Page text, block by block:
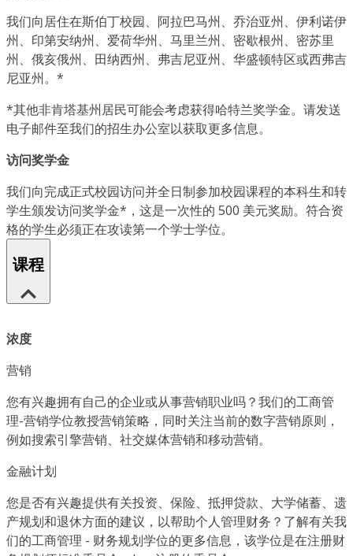
我们向居住在斯伯丁校园、阿拉巴马州、乔治亚州、伊利诺伊
州、印第安纳州、爱荷华州、马里兰州、密歇根州、密苏里
州、俄亥俄州、田纳西州、弗吉尼亚州、华盛顿特区或西弗吉
尼亚州。*
*其他非肯塔基州居民可能会考虑获得哈特兰奖学金。请发送
电子邮件至我们的招生办公室以获取更多信息。
访问奖学金
我们向完成正式校园访问并全日制参加校园课程的本科生和转
学生颁发访问奖学金*，这是一次性的 500 美元奖励。符合资
格的学生必须正在攻读第一个学士学位。
课程
浓度
营销
您有兴趣拥有自己的企业或从事营销职业吗？我们的工商管
理-营销学位教授营销策略，同时关注当前的数字营销原则，
例如搜索引擎营销、社交媒体营销和移动营销。
金融计划
您是否有兴趣提供有关投资、保险、抵押贷款、大学储蓄、遗
产规划和退休方面的建议，以帮助个人管理财务？了解有关我
们的工商管理 - 财务规划学位的更多信息，该学位是在注册财